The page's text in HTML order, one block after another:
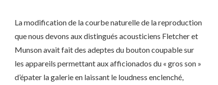
La modification de la courbe naturelle de la reproduction
que nous devons aux distingués acousticiens Fletcher et
Munson avait fait des adeptes du bouton coupable sur
les appareils permettant aux afficionados du « gros son »
d’épater la galerie en laissant le loudness enclenché,